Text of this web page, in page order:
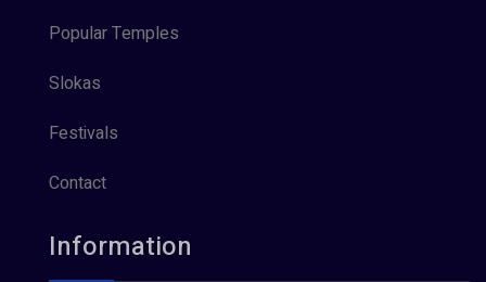
Popular Temples
Slokas
Festivals
Contact
Information